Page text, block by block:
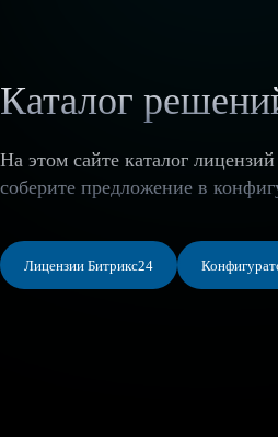
Каталог
На этом сайте каталог
соберите предложение в
Лицензии Битрикс24